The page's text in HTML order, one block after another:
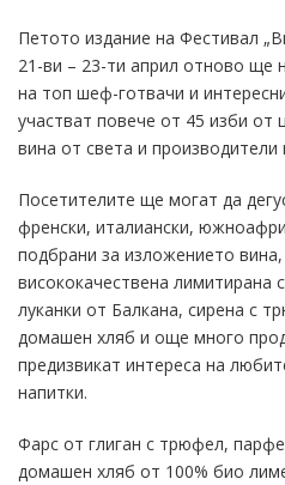
Петото издание на Фестивал
21-ви – 23-ти април отново ще
на топ шеф-готвачи и
участват повече от 45 изби от
вина от света и производители
Посетителите ще могат да
френски, италиански,
подбрани за изложението
висококачествена лимитирана
луканки от Балкана, сирена с
домашен хляб и още много
предизвикат интереса на
напитки.
Фарс от глиган с трюфел,
домашен хляб от 100% био